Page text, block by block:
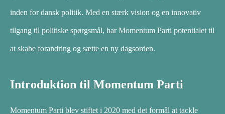
inden for dansk politik. Med en stærk vision og en innovativ
tilgang til politiske spørgsmål, har Momentum Parti potentialet til
at skabe forandring og sætte en ny dagsorden.
Introduktion til Momentum Parti
Momentum Parti blev stiftet i 2020 med det formål at tackle